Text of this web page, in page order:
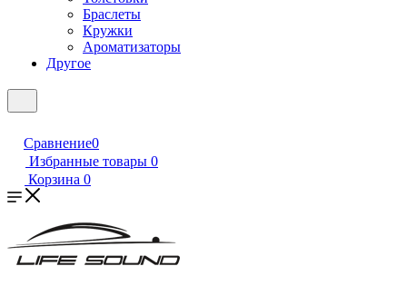
Браслеты
Кружки
Ароматизаторы
Другое
Сравнение0
Избранные товары 0
Корзина 0